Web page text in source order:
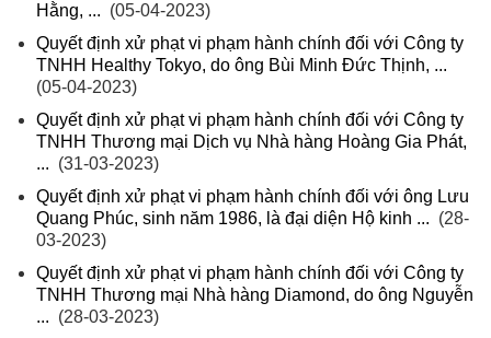
Hằng, ... (05-04-2023)
Quyết định xử phạt vi phạm hành chính đối với Công ty
TNHH Healthy Tokyo, do ông Bùi Minh Đức Thịnh, ...
(05-04-2023)
Quyết định xử phạt vi phạm hành chính đối với Công ty
TNHH Thương mại Dịch vụ Nhà hàng Hoàng Gia Phát,
... (31-03-2023)
Quyết định xử phạt vi phạm hành chính đối với ông Lưu
Quang Phúc, sinh năm 1986, là đại diện Hộ kinh ... (28-
03-2023)
Quyết định xử phạt vi phạm hành chính đối với Công ty
TNHH Thương mại Nhà hàng Diamond, do ông Nguyễn
... (28-03-2023)